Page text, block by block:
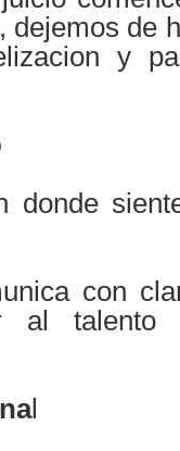
dejemos de
y
donde
con
al
l